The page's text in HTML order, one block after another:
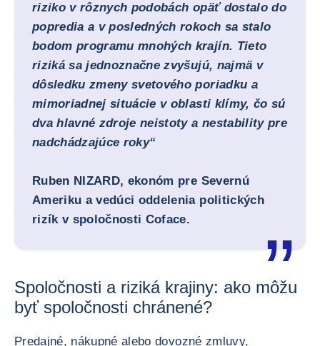
riziko v rôznych podobách opäť dostalo do
popredia a v posledných rokoch sa stalo
bodom programu mnohých krajín. Tieto
riziká sa jednoznačne zvyšujú, najmä v
dôsledku zmeny svetového poriadku a
mimoriadnej situácie v oblasti klímy, čo sú
dva hlavné zdroje neistoty a nestability pre
nadchádzajúce roky“
Ruben NIZARD, ekonóm pre Severnú
Ameriku a vedúci oddelenia politických
rizík v spoločnosti Coface.
Spoločnosti a riziká krajiny: ako môžu
byť spoločnosti chránené?
Predajné, nákupné alebo dovozné zmluvy,